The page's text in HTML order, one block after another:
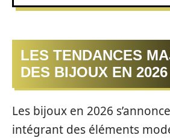
LES TENDANCES
DES BIJOUX EN 2026
Les bijoux en 2026
intégrant des éléments